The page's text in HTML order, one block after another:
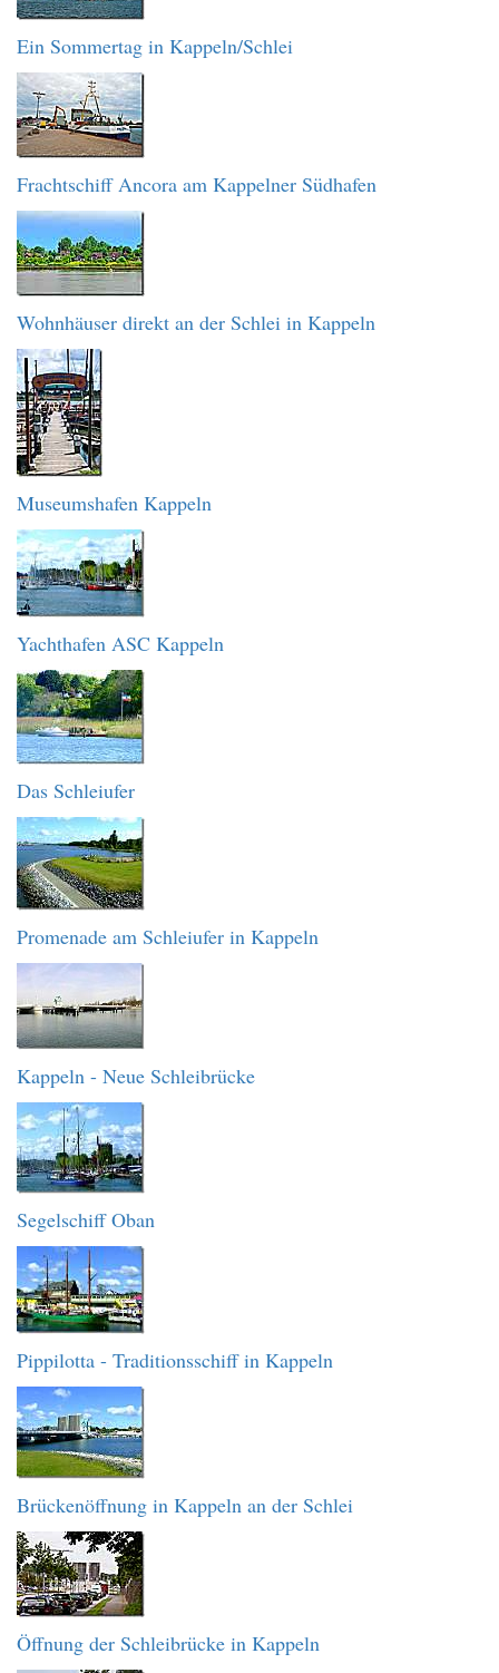
Ein Sommertag in Kappeln/Schlei
Frachtschiff Ancora am Kappelner Südhafen
Wohnhäuser direkt an der Schlei in Kappeln
Museumshafen Kappeln
Yachthafen ASC Kappeln
Das Schleiufer
Promenade am Schleiufer in Kappeln
Kappeln - Neue Schleibrücke
Segelschiff Oban
Pippilotta - Traditionsschiff in Kappeln
Brückenöffnung in Kappeln an der Schlei
Öffnung der Schleibrücke in Kappeln